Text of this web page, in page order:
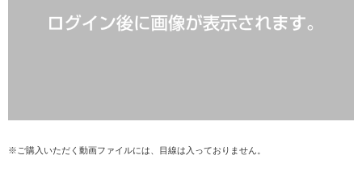
※ご購入いただく動画ファイルには、目線は入っておりません。